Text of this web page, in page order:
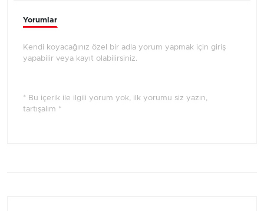
Yorumlar
Kendi koyacağınız özel bir adla yorum yapmak için giriş
yapabilir veya kayıt olabilirsiniz.
* Bu içerik ile ilgili yorum yok, ilk yorumu siz yazın,
tartışalım *